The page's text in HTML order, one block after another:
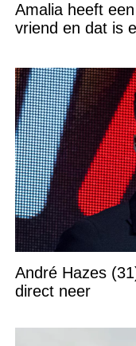
Amalia heeft
vriend en dat is
André Hazes
direct neer